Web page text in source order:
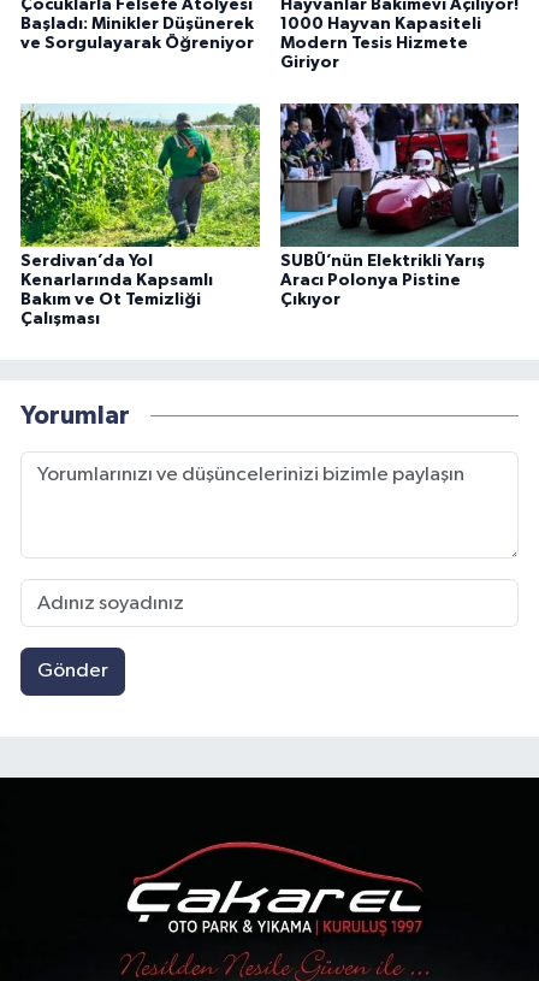
Çocuklarla Felsefe Atölyesi
Başladı: Minikler Düşünerek
ve Sorgulayarak Öğreniyor
Hayvanlar Bakımevi Açılıyor!
1000 Hayvan Kapasiteli
Modern Tesis Hizmete
Giriyor
Serdivan’da Yol
Kenarlarında Kapsamlı
Bakım ve Ot Temizliği
Çalışması
SUBÜ’nün Elektrikli Yarış
Aracı Polonya Pistine
Çıkıyor
Yorumlar
Gönder